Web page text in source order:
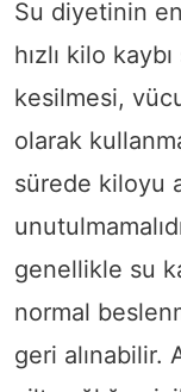
Su diyetinin
hızlı kilo
kesilmesi,
olarak
sürede kiloyu
genellikle su
normal
geri alınabilir.